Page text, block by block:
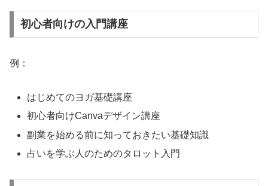
初心者向けの入門講座
例：
はじめてのヨガ基礎講座
初心者向けCanvaデザイン講座
副業を始める前に知っておきたい基礎知識
占いを学ぶ人のためのタロット入門